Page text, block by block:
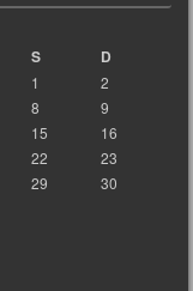
S D
1
2
8
9
15
16
22
23
29
30